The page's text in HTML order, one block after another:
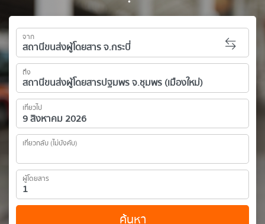
จาก
ถึง
เที่ยวไป
เที่ยวกลับ (ไม่บังคับ)
ผู้โดยสาร
ค้นหา